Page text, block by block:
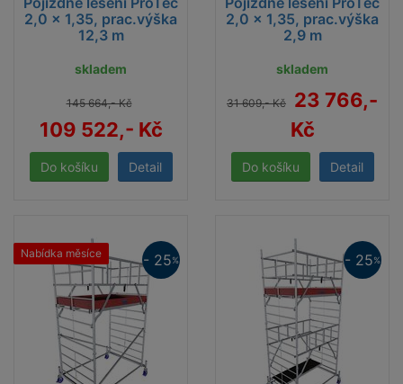
2,0 x 1,35, prac.výška
12,3 m
skladem
145 664,- Kč
109 522,- Kč
Detail
2,0 x 1,35, prac.výška
2,9 m
skladem
31 609,- Kč
23 766,-
Kč
Detail
Nabídka měsíce - 25% - 25%